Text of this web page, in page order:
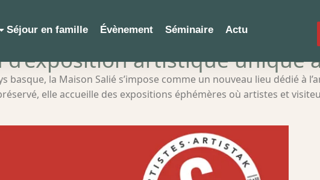
Séjour en famille Évènement Séminaire Actu
artistique unique
basque, la Maison Salié s’impose comme un nouveau lieu dédié à
elle accueille des expositions éphémères où artistes et